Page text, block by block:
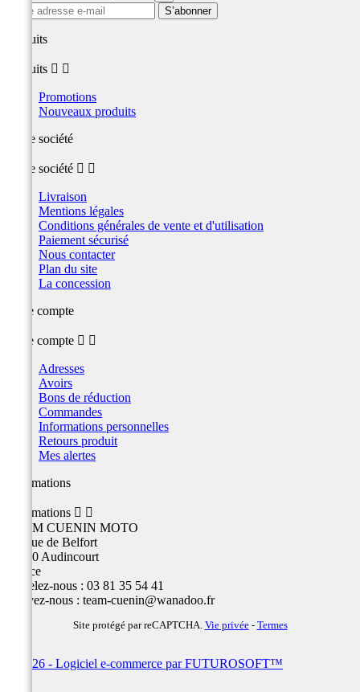
produits
produits  
Promotions
Nouveaux produits
Notre société
Notre société  
Livraison
Mentions légales
Conditions générales de vente et d'utilisation
Paiement sécurisé
Nous contacter
Plan du site
La concession
Votre compte
Votre compte  
Adresses
Avoirs
Bons de réduction
Commandes
Informations personnelles
Retours produit
Mes alertes
Informations
Informations  
TEAM CUENIN MOTO
26 Rue de Belfort
25400 Audincourt
France
Appelez-nous : 03 81 35 54 41
Écrivez-nous : team-cuenin@wanadoo.fr
Site protégé par reCAPTCHA. Vie privée- Termes
© 2026 - Logiciel e-commerce par FUTUROSOFT™